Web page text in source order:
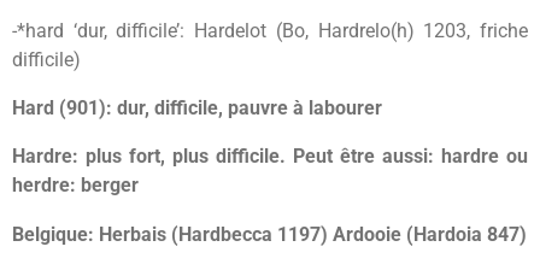
-*hard ‘dur, difficile’: Hardelot (Bo, Hardrelo(h) 1203, friche
difficile)
Hard (901): dur, difficile, pauvre à labourer
Hardre: plus fort, plus difficile. Peut être aussi: hardre ou
herdre: berger
Belgique: Herbais (Hardbecca 1197) Ardooie (Hardoia 847)